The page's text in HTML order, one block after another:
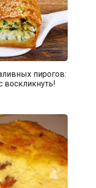
пирогов:
воскликнуть!